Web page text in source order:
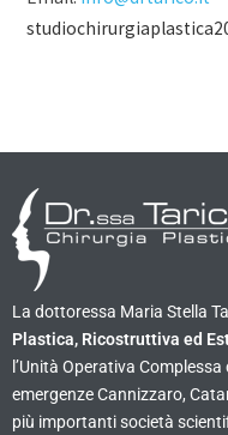
La dottoressa Maria Stella
Plastica, Ricostruttiva ed
l’Unità Operativa
emergenze Cannizzaro,
più importanti società